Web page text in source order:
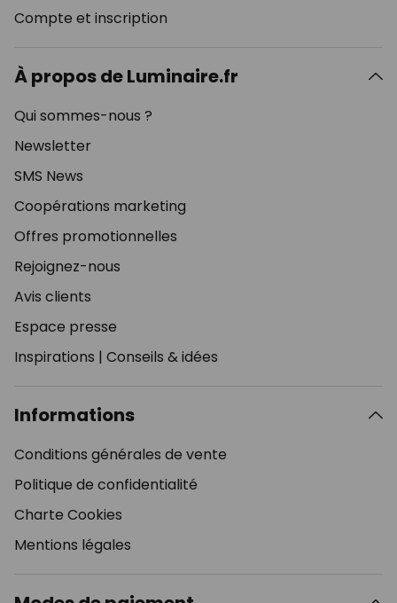
Compte et inscription
À propos de Luminaire.fr
Qui sommes-nous ?
Newsletter
SMS News
Coopérations marketing
Offres promotionnelles
Rejoignez-nous
Avis clients
Espace presse
Inspirations | Conseils & idées
Informations
Conditions générales de vente
Politique de confidentialité
Charte Cookies
Mentions légales